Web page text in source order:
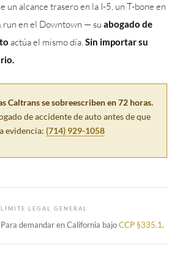
un alcance trasero en la I-5, un T-bone en
run en el Downtown — su abogado de
actúa el mismo día. Sin importar su
Caltrans se sobreescriben en 72 horas.
de accidente de auto antes de que
evidencia: (714) 929-1058
LÍMITE LEGAL GENERAL
Para demandar en California bajoCCP §335.1.